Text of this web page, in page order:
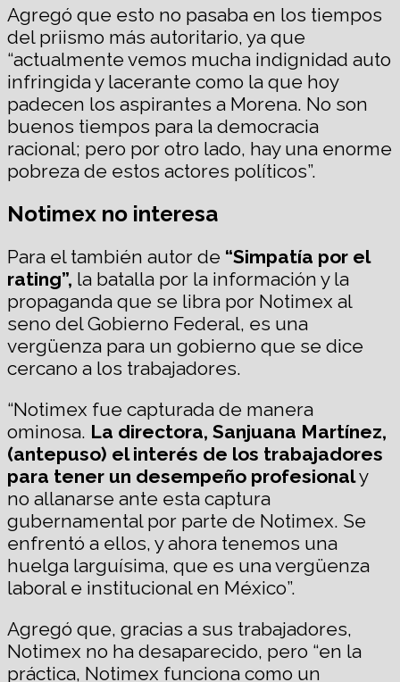
Agregó que esto no pasaba en los tiempos
del priismo más autoritario, ya que
“actualmente vemos mucha indignidad auto
infringida y lacerante como la que hoy
padecen los aspirantes a Morena. No son
buenos tiempos para la democracia
racional; pero por otro lado, hay una enorme
pobreza de estos actores políticos”.
Notimex no interesa
Para el también autor de “Simpatía por el
rating”, la batalla por la información y la
propaganda que se libra por Notimex al
seno del Gobierno Federal, es una
vergüenza para un gobierno que se dice
cercano a los trabajadores.
“Notimex fue capturada de manera
ominosa. La directora, Sanjuana Martínez,
(antepuso) el interés de los trabajadores
para tener un desempeño profesionaly
no allanarse ante esta captura
gubernamental por parte de Notimex. Se
enfrentó a ellos, y ahora tenemos una
huelga larguísima, que es una vergüenza
laboral e institucional en México”.
Agregó que, gracias a sus trabajadores,
Notimex no ha desaparecido, pero “en la
práctica, Notimex funciona como un